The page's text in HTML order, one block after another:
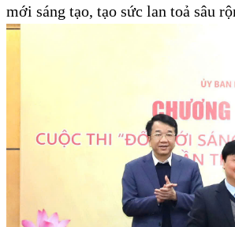
mới sáng tạo, tạo sức lan toả sâu